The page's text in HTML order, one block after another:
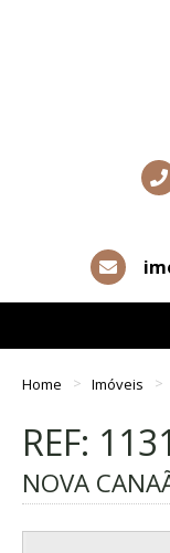
Home Imóveis
REF:
NOVA